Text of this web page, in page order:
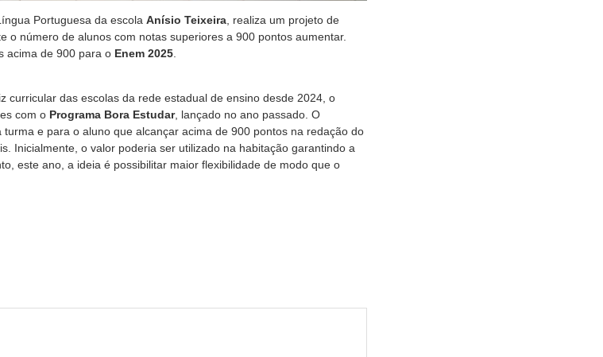
Portuguesa da escola Anísio Teixeira , realiza um projeto de
o número de alunos com notas superiores a 900 pontos aumentar.
acima de 900 para o Enem 2025
curricular das escolas da rede estadual de ensino desde 2024, o
com o Programa Bora Estudar, lançado no ano passado. O
e para o aluno que alcançar acima de 900 pontos na redação do
Inicialmente, o valor poderia ser utilizado na habitação garantindo a
este ano, a ideia é possibilitar maior flexibilidade de modo que o